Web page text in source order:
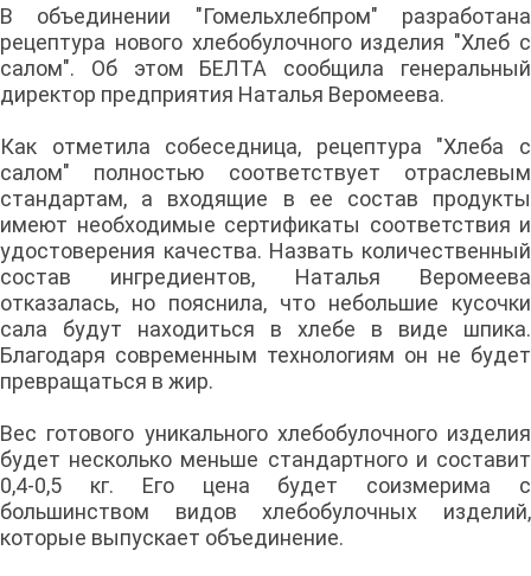
В объединении "Гомельхлебпром" разработана
рецептура нового хлебобулочного изделия "Хлеб с
салом". Об этом БЕЛТА сообщила генеральный
директор предприятия Наталья Веромеева.
Как отметила собеседница, рецептура "Хлеба с
салом" полностью соответствует отраслевым
стандартам, а входящие в ее состав продукты
имеют необходимые сертификаты соответствия и
удостоверения качества. Назвать количественный
состав ингредиентов, Наталья Веромеева
отказалась, но пояснила, что небольшие кусочки
сала будут находиться в хлебе в виде шпика.
Благодаря современным технологиям он не будет
превращаться в жир.
Вес готового уникального хлебобулочного изделия
будет несколько меньше стандартного и составит
0,4-0,5 кг. Его цена будет соизмерима с
большинством видов хлебобулочных изделий,
которые выпускает объединение.